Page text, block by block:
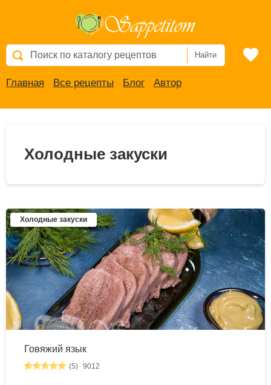
Найти
Главная Все рецепты Блог Автор
Холодные закуски
Холодные закуски
Говяжий язык
(5) 9012